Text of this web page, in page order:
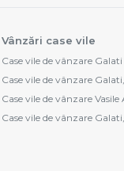
Vânzări case vile
Case vile de vânzare Galati
Case vile de vânzare
Case vile de vânzare Vasile
Case vile de vânzare